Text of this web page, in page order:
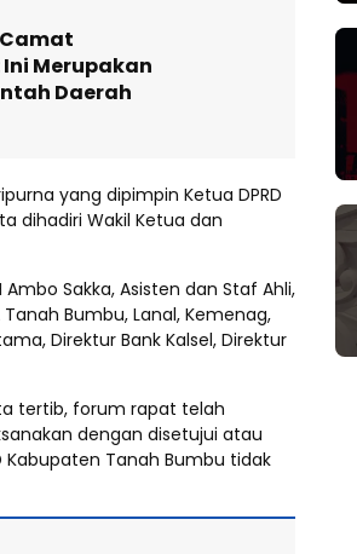
Merupakan
Daerah
yang dipimpin Ketua DPRD
dihadiri Wakil Ketua dan
Sakka, Asisten dan Staf Ahli,
Tanah Bumbu, Lanal, Kemenag,
Direktur Bank Kalsel, Direktur
tertib, forum rapat telah
dengan disetujui atau
Kabupaten Tanah Bumbu tidak